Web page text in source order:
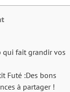
qui fait grandir vos
Futé :Des bons
à partager !